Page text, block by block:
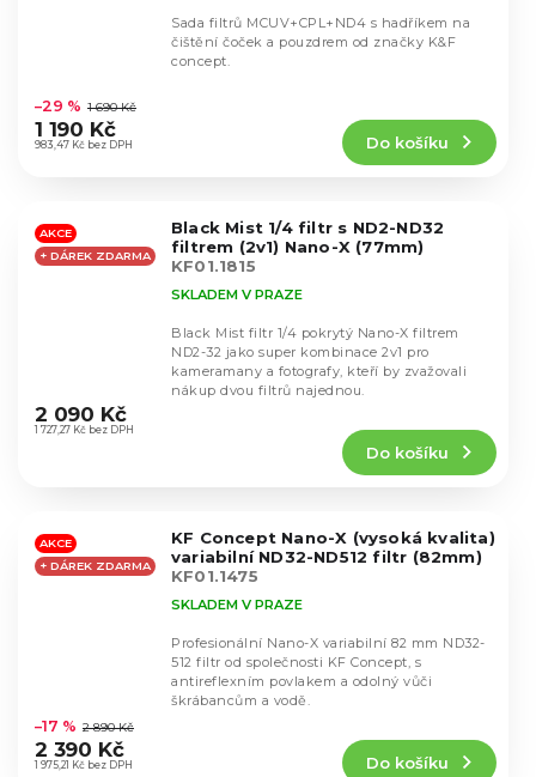
hodnocení
produktu
je
hvězdiček.
983,47 Kč bez DPH
–29 % 1 690 Kč
1 190 Kč
Do košíku
Sada filtrů MCUV+CPL+ND4 s hadříkem na
čištění čoček a pouzdrem od značky K&F
concept.
AKCE
+ DÁREK ZDARMA
Black Mist 1/4 filtr s ND2-ND32
filtrem (2v1) Nano-X (77mm)
KF01.1815
hodnocení
produktu
hvězdiček.
SKLADEM V PRAZE
1 727,27 Kč bez DPH
2 090 Kč
Do košíku
Black Mist filtr 1/4 pokrytý Nano-X filtrem
ND2-32 jako super kombinace 2v1 pro
kameramany a fotografy, kteří by zvažovali
nákup dvou filtrů najednou.
AKCE
+ DÁREK ZDARMA
KF Concept Nano-X (vysoká kvalita)
variabilní ND32-ND512 filtr (82mm)
KF01.1475
hodnocení
produktu
je
SKLADEM V PRAZE
1 975,21 Kč bez DPH
–17 % 2 890 Kč
2 390 Kč
Do košíku
Profesionální Nano-X variabilní 82 mm ND32-
512 filtr od společnosti KF Concept, s
antireflexním povlakem a odolný vůči
škrábancům a vodě.